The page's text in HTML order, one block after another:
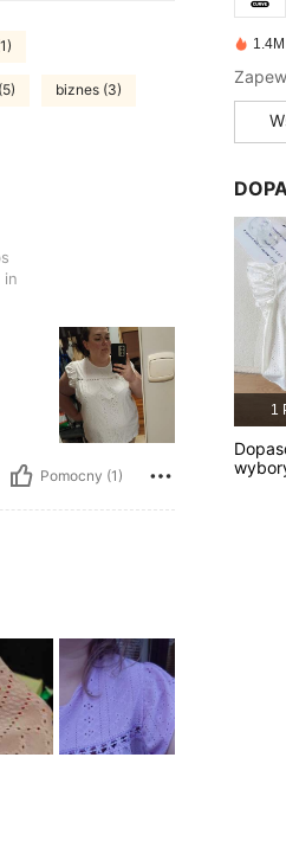
biznes (3)
Biodra: 145 cm / 57 in, Talia:
in
Pomocny (1)
1